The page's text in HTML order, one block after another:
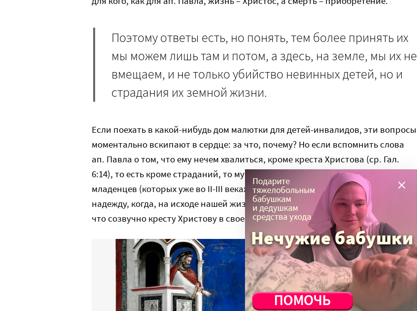
Поэтому ответы есть, но понять, тем более принять их
мы можем лишь там и потом, а здесь, на земле, мы их не
вмещаем, и не только убийство невинных детей, но и
страдания их земной жизни.
Если поехать в какой-нибудь дом малютки для детей-инвалидов, эти вопросы
моментально вскипают в сердце: за что, почему? Но если вспомнить слова
ап. Павла о том, что ему нечем хвалиться, кроме креста Христова (ср. Гал.
6:14), то есть кроме страданий, то мученичество Вифлеемских невинных
младенцев (которых уже во II-III веках почитали святыми) может дать нам
надежду, когда, на исходе нашей жизни оглядываясь назад, и мы найдем то,
что созвучно кресту Христову в своей судьбе – наши страдания.